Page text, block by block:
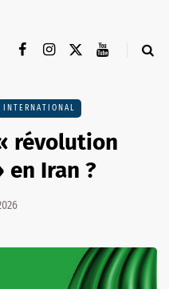
INTERNATIONAL
révolution
Iran ?